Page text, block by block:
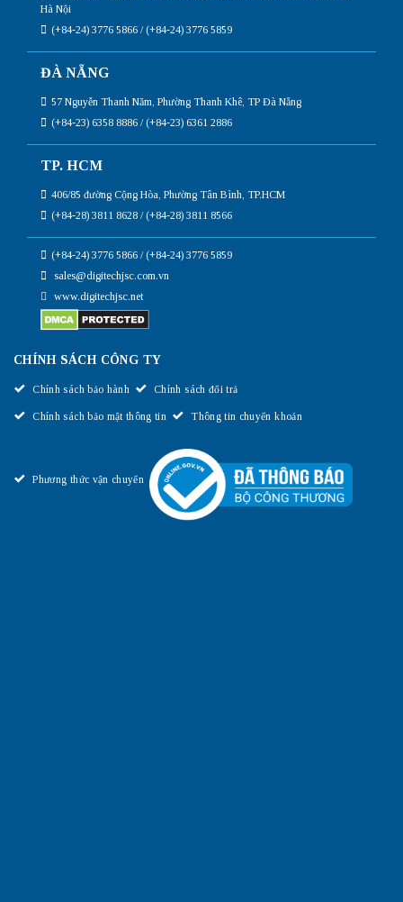
Hà Nội
(+84-24) 3776 5866 / (+84-24) 3776 5859
ĐÀ NẴNG
57 Nguyễn Thanh Năm, Phường Thanh Khê, TP Đà Nẵng
(+84-23) 6358 8886 / (+84-23) 6361 2886
TP. HCM
406/85 đường Cộng Hòa, Phường Tân Bình, TP.HCM
(+84-28) 3811 8628 / (+84-28) 3811 8566
(+84-24) 3776 5866 / (+84-24) 3776 5859
sales@digitechjsc.com.vn
www.digitechjsc.net
CHÍNH SÁCH CÔNG TY
Chính sách bảo hành Chính sách đổi trả
Chính sách bảo mật thông tin Thông tin chuyển khoản
Phương thức vận chuyển